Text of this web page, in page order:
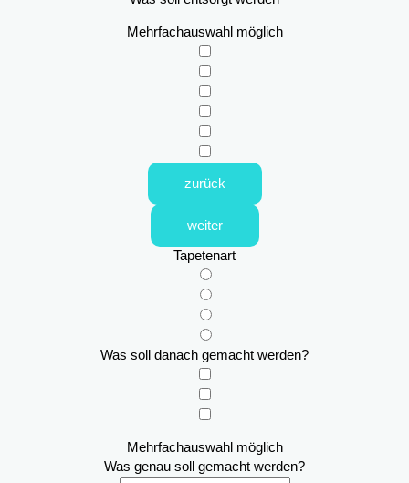
Mehrfachauswahl möglich
zurück
weiter
Tapetenart
Was soll danach gemacht werden?
Mehrfachauswahl möglich
Was genau soll gemacht werden?